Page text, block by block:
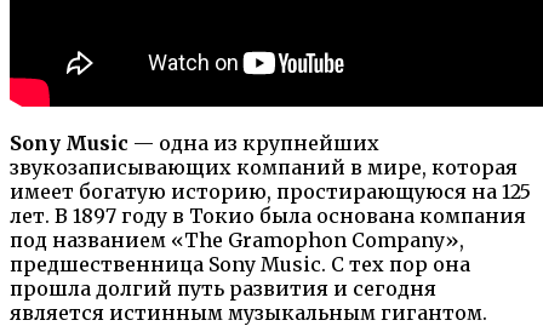
Sony Music — одна из крупнейших
звукозаписывающих компаний в мире, которая
имеет богатую историю, простирающуюся на 125
лет. В 1897 году в Токио была основана компания
под названием «The Gramophon Company»,
предшественница Sony Music. С тех пор она
прошла долгий путь развития и сегодня
является истинным музыкальным гигантом.